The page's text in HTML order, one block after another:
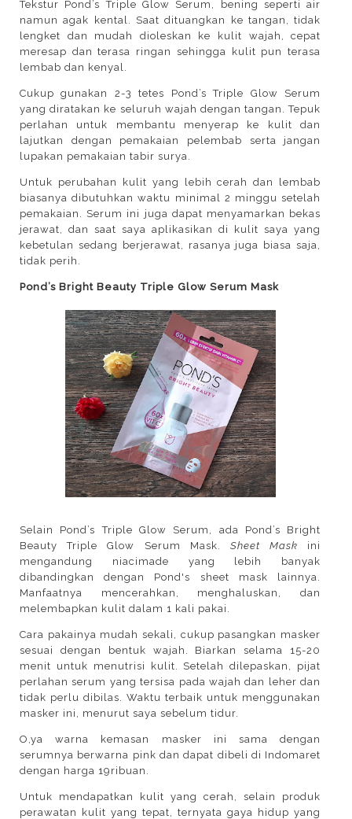
Tekstur Pond’s Triple Glow Serum, bening seperti air
namun agak kental. Saat dituangkan ke tangan, tidak
lengket dan mudah dioleskan ke kulit wajah, cepat
meresap dan terasa ringan sehingga kulit pun terasa
lembab dan kenyal.
Cukup gunakan 2-3 tetes Pond’s Triple Glow Serum
yang diratakan ke seluruh wajah dengan tangan. Tepuk
perlahan untuk membantu menyerap ke kulit dan
lajutkan dengan pemakaian pelembab serta jangan
lupakan pemakaian tabir surya.
Untuk perubahan kulit yang lebih cerah dan lembab
biasanya dibutuhkan waktu minimal 2 minggu setelah
pemakaian. Serum ini juga dapat menyamarkan bekas
jerawat, dan saat saya aplikasikan di kulit saya yang
kebetulan sedang berjerawat, rasanya juga biasa saja,
tidak perih.
Pond’s Bright Beauty Triple Glow Serum Mask
Selain Pond’s Triple Glow Serum, ada Pond’s Bright
Beauty Triple Glow Serum Mask. Sheet Mask ini
mengandung niacimade yang lebih banyak
dibandingkan dengan Pond's sheet mask lainnya.
Manfaatnya mencerahkan, menghaluskan, dan
melembapkan kulit dalam 1 kali pakai.
Cara pakainya mudah sekali, cukup pasangkan masker
sesuai dengan bentuk wajah. Biarkan selama 15-20
menit untuk menutrisi kulit. Setelah dilepaskan, pijat
perlahan serum yang tersisa pada wajah dan leher dan
tidak perlu dibilas. Waktu terbaik untuk menggunakan
masker ini, menurut saya sebelum tidur.
O,ya warna kemasan masker ini sama dengan
serumnya berwarna pink dan dapat dibeli di Indomaret
dengan harga 19ribuan.
Untuk mendapatkan kulit yang cerah, selain produk
perawatan kulit yang tepat, ternyata gaya hidup yang